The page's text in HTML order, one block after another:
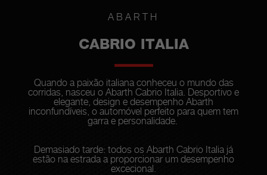
ABARTH
CABRIO ITALIA
Quando a paixão italiana conheceu o mundo das
corridas, nasceu o Abarth Cabrio Italia. Desportivo e
elegante, design e desempenho Abarth
inconfundíveis, o automóvel perfeito para quem tem
garra e personalidade.
Demasiado tarde: todos os Abarth Cabrio Italia já
estão na estrada a proporcionar um desempenho
excecional.